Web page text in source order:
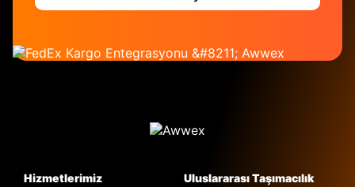
Hizmetlerimiz Uluslararası Taşımacılık